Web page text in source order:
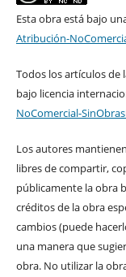
Esta obra está bajo
Atribución-
Todos los artículos de
bajo licencia
NoComercial-
Los autores
libres de compartir,
públicamente la obra
créditos de la obra
cambios (puede
una manera que
obra. No utilizar la